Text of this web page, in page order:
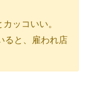
ッコいい。
ると、雇われ店